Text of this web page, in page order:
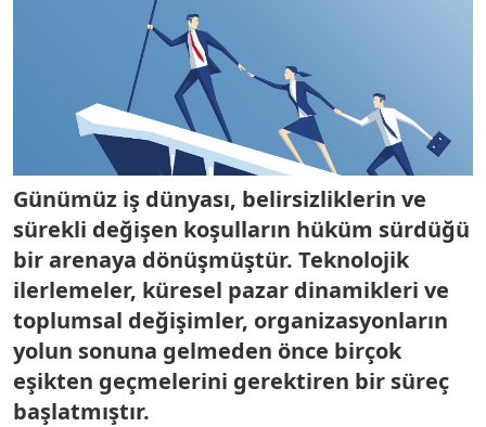
Günümüz iş dünyası, belirsizliklerin ve
sürekli değişen koşulların hüküm sürdüğü
bir arenaya dönüşmüştür. Teknolojik
ilerlemeler, küresel pazar dinamikleri ve
toplumsal değişimler, organizasyonların
yolun sonuna gelmeden önce birçok
eşikten geçmelerini gerektiren bir süreç
başlatmıştır.